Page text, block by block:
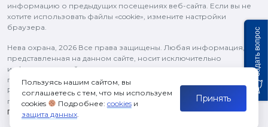
информацию о предыдущих посещениях веб-сайта. Если вы не
хотите использовать файлы «cookie», измените настройки
браузера.
Нева охрана, 2026 Все права защищены. Любая информация,
представленная на данном сайте, носит исключительно
информационный характер и ни при каких условиях не является
публичной офертой, определяемой положениями статьи 437 ГК
РФ. Все права на изображения и тексты принадлежат их
правообладателям и используются в рамках цитирования.
Политика конфиденциальности
Пользуясь нашим сайтом, вы
соглашаетесь с тем, что мы используем
cookies
Подробнее: cookiesи
защита данных.
Принять
Задать вопрос